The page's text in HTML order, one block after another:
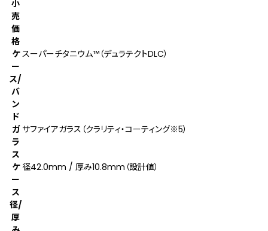
小
売
価
格
ケ
ー
ス/
バ
ン
ド
スーパーチタニウム™（デュラテクトDLC）
ガ
ラ
ス
サファイアガラス（クラリティ・コーティング※5）
ケ
ー
ス
径/
厚
径42.0mm / 厚み10.8mm（設計値）